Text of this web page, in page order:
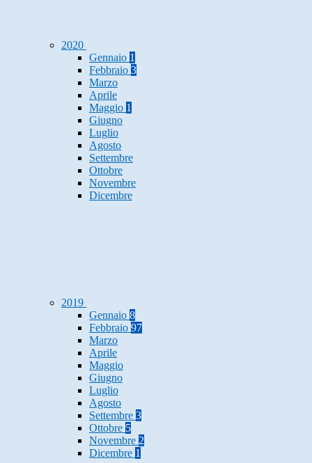
2020
Gennaio 1
Febbraio 3
Marzo
Aprile
Maggio 1
Giugno
Luglio
Agosto
Settembre
Ottobre
Novembre
Dicembre
2019
Gennaio 8
Febbraio 97
Marzo
Aprile
Maggio
Giugno
Luglio
Agosto
Settembre 3
Ottobre 5
Novembre 2
Dicembre 1